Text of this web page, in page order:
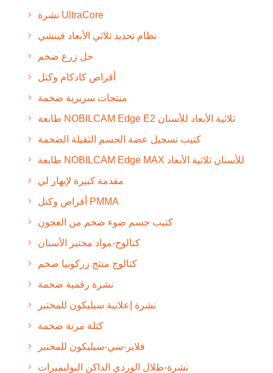
نشرة UltraCore
نظام تحديد ثلاثي الأبعاد فينشي
حل زرع ضخم
أقراص كادكام وكتل
منتجات سريرية ضخمة
طابعة NOBILCAM Edge E2 ثلاثية الأبعاد للأسنان
كتيب تسجيل عضة الجسم الثقيلة الضخمة
طابعة NOBILCAM Edge MAX للأسنان ثلاثية الأبعاد
مقدمة كبيرة لإبهار لي
أقراص وكتل PMMA
كتيب جسم ضوء ضخم من العجون
كتالوج-مواد مختبر الأسنان
كتالوج منتج زركونيا ضخم
نشرة رقمية ضخمة
نشرة إعلانية سيليكون للمختبر
كتلة مرنة ضخمة
فلاير-سي-سيليكون للمختبر
نشرة-ظلال الوردي الداكن البوليميرات